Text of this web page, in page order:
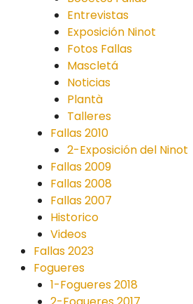
Entrevistas
Exposición Ninot
Fotos Fallas
Mascletá
Noticias
Plantà
Talleres
Fallas 2010
2-Exposición del Ninot
Fallas 2009
Fallas 2008
Fallas 2007
Historico
Videos
Fallas 2023
Fogueres
1-Fogueres 2018